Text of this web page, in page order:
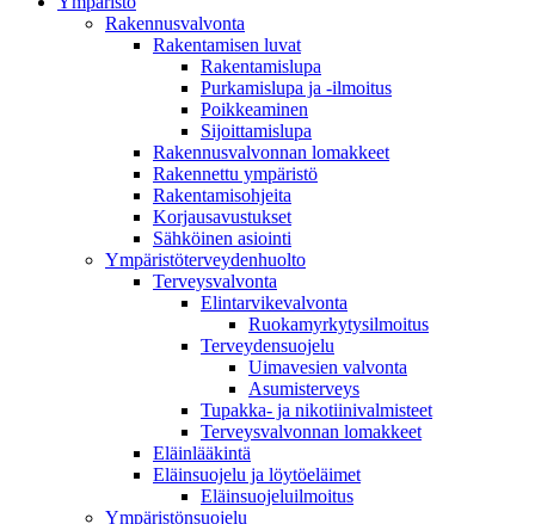
Rakennusvalvonta
Rakentamisen luvat
Rakentamislupa
Purkamislupa ja -ilmoitus
Poikkeaminen
Sijoittamislupa
Rakennusvalvonnan lomakkeet
Rakennettu ympäristö
Rakentamisohjeita
Korjausavustukset
Sähköinen asiointi
Ympäristöterveydenhuolto
Terveysvalvonta
Elintarvikevalvonta
Ruokamyrkytysilmoitus
Terveydensuojelu
Uimavesien valvonta
Asumisterveys
Tupakka- ja nikotiinivalmisteet
Terveysvalvonnan lomakkeet
Eläinlääkintä
Eläinsuojelu ja löytöeläimet
Eläinsuojeluilmoitus
Ympäristönsuojelu